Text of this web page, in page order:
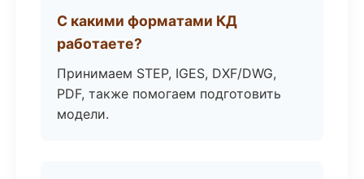
С какими форматами КД
работаете?
Принимаем STEP, IGES, DXF/DWG,
PDF, также помогаем подготовить
модели.